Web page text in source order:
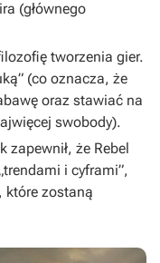
(głównego
tworzenia gier.
(co oznacza, że
oraz stawiać na
swobody).
zapewnił, że Rebel
i cyframi”,
które zostaną